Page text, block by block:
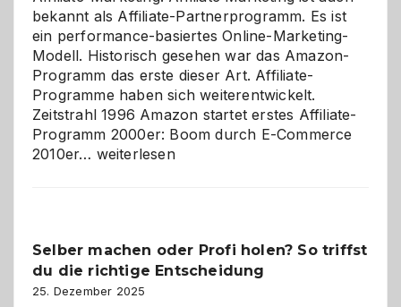
bekannt als Affiliate-Partnerprogramm. Es ist
ein performance-basiertes Online-Marketing-
Modell. Historisch gesehen war das Amazon-
Programm das erste dieser Art. Affiliate-
Programme haben sich weiterentwickelt.
Zeitstrahl 1996 Amazon startet erstes Affiliate-
Programm 2000er: Boom durch E-Commerce
2010er… Affiliate-
Herausforderungen
und
Zukunft
weiterlesen
Selber machen oder Profi holen? So triffst
du die richtige Entscheidung
25. Dezember 2025